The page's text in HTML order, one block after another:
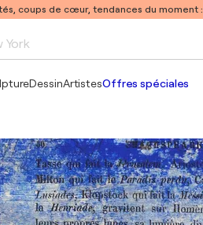
coups de cœur, tendances du moment :
York
Picasso
DessinArtistesOffres spéciales